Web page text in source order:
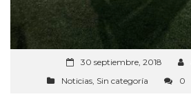
30 septiembre, 2018
Noticias, Sin categoría 0